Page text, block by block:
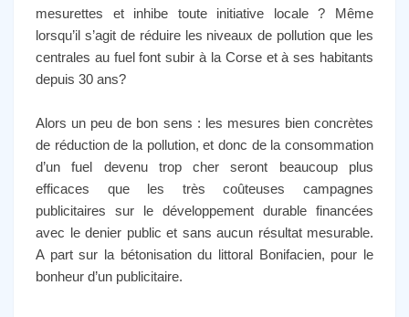
mesurettes et inhibe toute initiative locale ? Même
lorsqu’il s’agit de réduire les niveaux de pollution que les
centrales au fuel font subir à la Corse et à ses habitants
depuis 30 ans?
Alors un peu de bon sens : les mesures bien concrètes
de réduction de la pollution, et donc de la consommation
d’un fuel devenu trop cher seront beaucoup plus
efficaces que les très coûteuses campagnes
publicitaires sur le développement durable financées
avec le denier public et sans aucun résultat mesurable.
A part sur la bétonisation du littoral Bonifacien, pour le
bonheur d’un publicitaire.